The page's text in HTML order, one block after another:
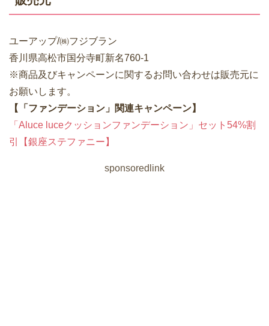
ユーアップ/㈱フジブラン
香川県高松市国分寺町新名760-1
※商品及びキャンペーンに関するお問い合わせは販売元に
お願いします。
【「ファンデーション」関連キャンペーン】
「Aluce luceクッションファンデーション」セット54%割
引【銀座ステファニー】
sponsoredlink